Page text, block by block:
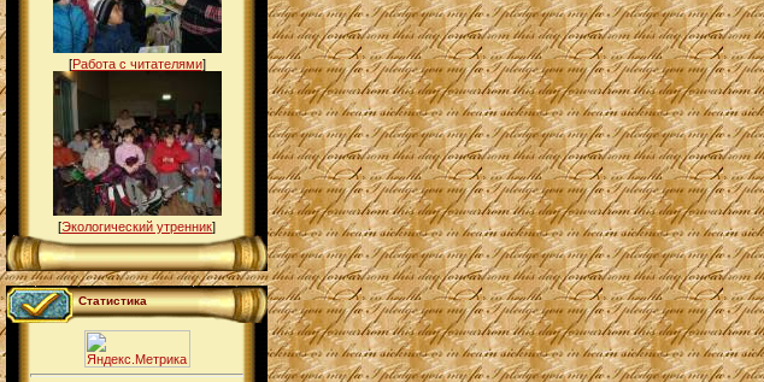
[Работа с читателями]
[Экологический утренник]
Статистика